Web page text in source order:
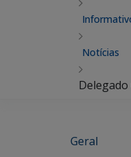
Notícias
Geral